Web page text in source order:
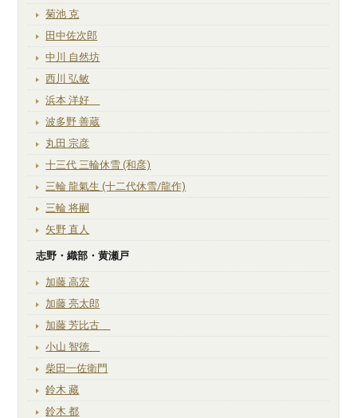
菊池 克
田中佐次郎
中川 自然坊
西川 弘敏
浜本 洋好
波多野 善蔵
丸田 宗彦
十三代 三輪休雪 (和彦)
三輪 龍氣生 (十二代休雪/龍作)
三輪 将嗣
矢野 直人
志野・織部・黄瀬戸
加藤 高宏
加藤 亮太郎
加藤 芳比古
小山 智徳
柴田一佐衛門
鈴木 藏
鈴木 都